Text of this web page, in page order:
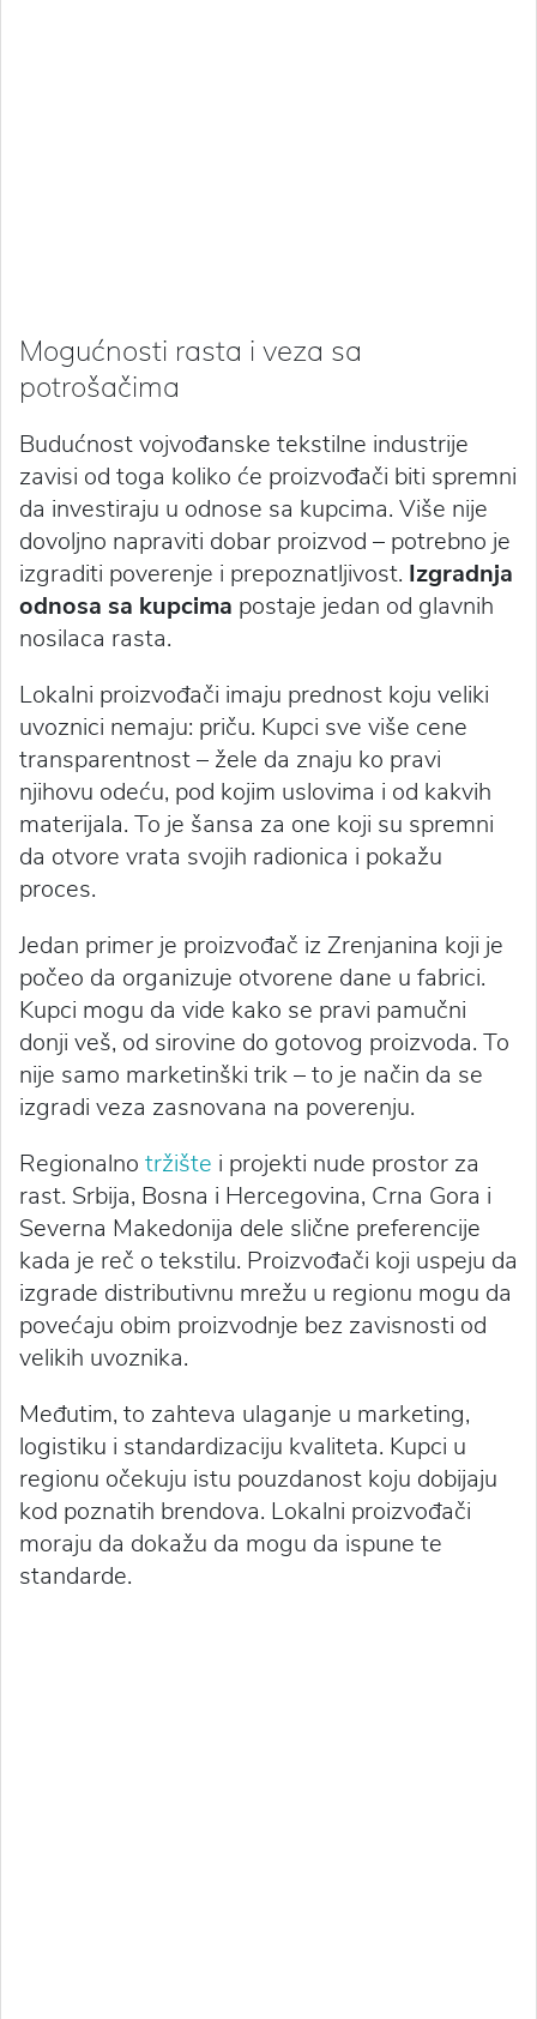
Mogućnosti rasta i veza sa
potrošačima
Budućnost vojvođanske tekstilne industrije
zavisi od toga koliko će proizvođači biti spremni
da investiraju u odnose sa kupcima. Više nije
dovoljno napraviti dobar proizvod – potrebno je
izgraditi poverenje i prepoznatljivost. Izgradnja
odnosa sa kupcima postaje jedan od glavnih
nosilaca rasta.
Lokalni proizvođači imaju prednost koju veliki
uvoznici nemaju: priču. Kupci sve više cene
transparentnost – žele da znaju ko pravi
njihovu odeću, pod kojim uslovima i od kakvih
materijala. To je šansa za one koji su spremni
da otvore vrata svojih radionica i pokažu
proces.
Jedan primer je proizvođač iz Zrenjanina koji je
počeo da organizuje otvorene dane u fabrici.
Kupci mogu da vide kako se pravi pamučni
donji veš, od sirovine do gotovog proizvoda. To
nije samo marketinški trik – to je način da se
izgradi veza zasnovana na poverenju.
Regionalno tržište i projekti nude prostor za
rast. Srbija, Bosna i Hercegovina, Crna Gora i
Severna Makedonija dele slične preferencije
kada je reč o tekstilu. Proizvođači koji uspeju da
izgrade distributivnu mrežu u regionu mogu da
povećaju obim proizvodnje bez zavisnosti od
velikih uvoznika.
Međutim, to zahteva ulaganje u marketing,
logistiku i standardizaciju kvaliteta. Kupci u
regionu očekuju istu pouzdanost koju dobijaju
kod poznatih brendova. Lokalni proizvođači
moraju da dokažu da mogu da ispune te
standarde.